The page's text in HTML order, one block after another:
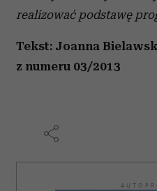
realizować podstawę
Tekst: Joanna
z numeru 03/2013